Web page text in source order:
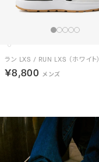
ラン LXS / RUN LXS （ホワイト）
￥8,800